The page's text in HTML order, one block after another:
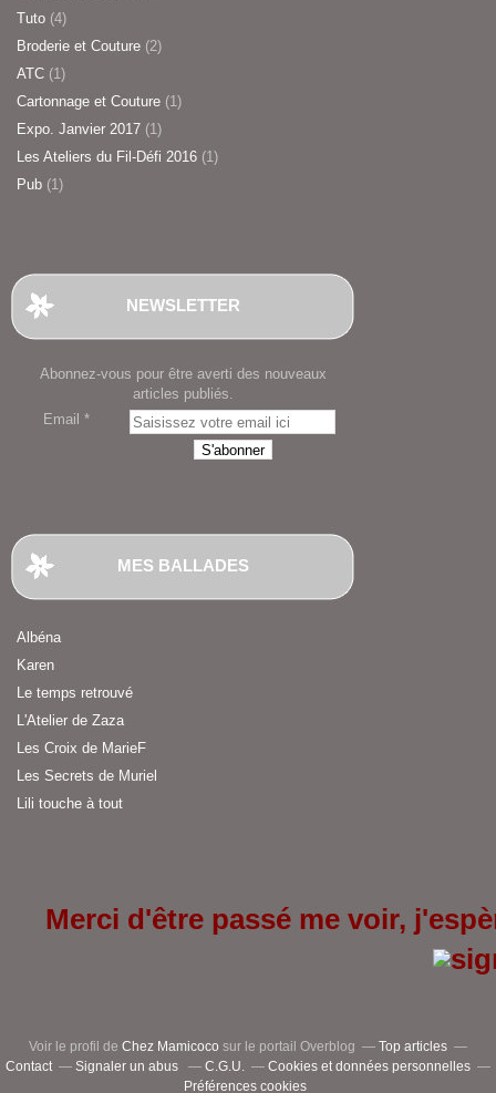
Tuto (4)
Broderie et Couture (2)
ATC (1)
Cartonnage et Couture (1)
Expo. Janvier 2017 (1)
Les Ateliers du Fil-Défi 2016 (1)
Pub (1)
NEWSLETTER
Abonnez-vous pour être averti des nouveaux
articles publiés.
Email
MES BALLADES
Albéna
Karen
Le temps retrouvé
L'Atelier de Zaza
Les Croix de MarieF
Les Secrets de Muriel
Lili touche à tout
Merci d'être passé me voir,
Voir le profil de Chez Mamicoco sur le portail Overblog
Top articles
Contact
Signaler un abus C.G.U.
Cookies et données personnelles
Préférences cookies